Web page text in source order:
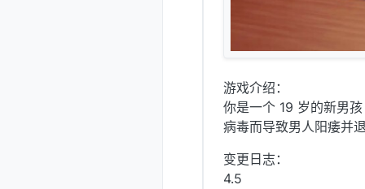
游戏介绍：
你是一个 19 岁的新男
病毒而导致男人阳痿并
变更日志：
4.5